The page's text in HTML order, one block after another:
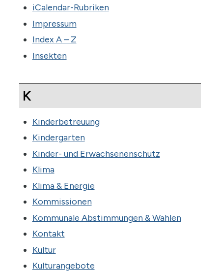
iCalendar-Rubriken
Impressum
Index A – Z
Insekten
K
Kinderbetreuung
Kindergarten
Kinder- und Erwachsenenschutz
Klima
Klima & Energie
Kommissionen
Kommunale Abstimmungen & Wahlen
Kontakt
Kultur
Kulturangebote